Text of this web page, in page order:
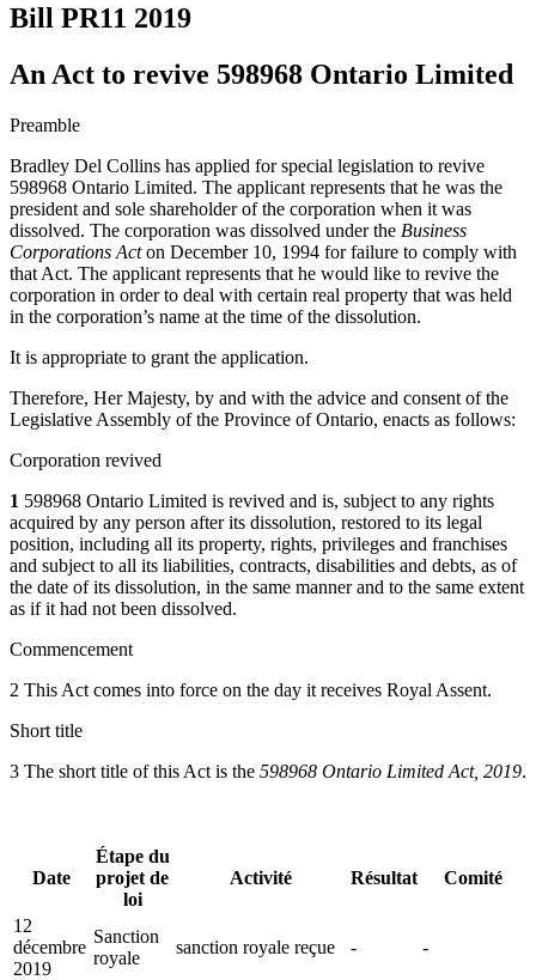
Bill PR11 2019
An Act to revive 598968 Ontario Limited
Preamble
Bradley Del Collins has applied for special legislation to revive
598968 Ontario Limited. The applicant represents that he was the
president and sole shareholder of the corporation when it was
dissolved. The corporation was dissolved under the Business
Corporations Acton December 10, 1994 for failure to comply with
that Act. The applicant represents that he would like to revive the
corporation in order to deal with certain real property that was held
in the corporation’s name at the time of the dissolution.
It is appropriate to grant the application.
Therefore, Her Majesty, by and with the advice and consent of the
Legislative Assembly of the Province of Ontario, enacts as follows:
Corporation revived
1 598968 Ontario Limited is revived and is, subject to any rights
acquired by any person after its dissolution, restored to its legal
position, including all its property, rights, privileges and franchises
and subject to all its liabilities, contracts, disabilities and debts, as of
the date of its dissolution, in the same manner and to the same extent
as if it had not been dissolved.
Commencement
2 This Act comes into force on the day it receives Royal Assent.
Short title
3 The short title of this Act is the 598968 Ontario Limited Act, 2019.
Date
Étape du
projet de
loi
Activité Résultat Comité
12
décembre
2019
Sanction
royale
sanction royale reçue - -